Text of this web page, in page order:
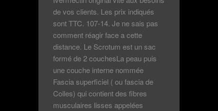
de vos clients. Les prix indiqués
sont TTC. 107-14. Je ne sais pas
comment réagir face a cette
distance. Le Scrotum est un sac
formé de 2 couchesLa peau puis
une couche interne nommée
Fascia superficiel ( ou fascia de
Colles) qui contient des fibres
musculaires lisses appelées